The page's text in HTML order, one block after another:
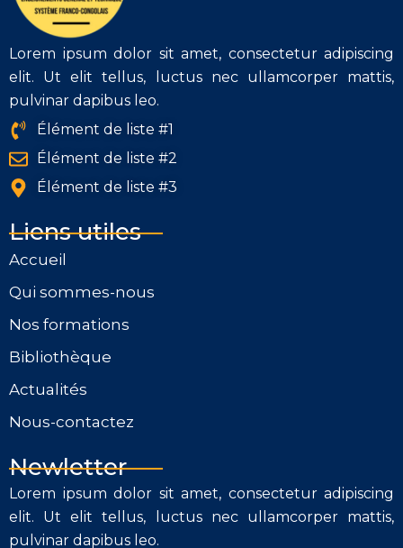
Lorem ipsum dolor sit amet, consectetur adipiscing
elit. Ut elit tellus, luctus nec ullamcorper mattis,
pulvinar dapibus leo.
Élément de liste #1
Élément de liste #2
Élément de liste #3
Liens utiles
Accueil
Qui sommes-nous
Nos formations
Bibliothèque
Actualités
Nous-contactez
Newletter
Lorem ipsum dolor sit amet, consectetur adipiscing
elit. Ut elit tellus, luctus nec ullamcorper mattis,
pulvinar dapibus leo.